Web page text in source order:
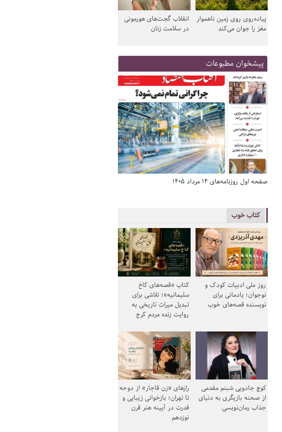
پیاده‌روی روی زمین ناهموار
مغز را جوان می‌کند
انقلاب گجت‌های هورمونی
در سلامت زنان
پیشخوان مطبوعات
صفحه اول روزنامه‌های 14 مرداد 1405
کتاب خوب
روز ملی ادبیات کودک و
نوجوان؛ یادمانی برای
نویسنده قصه‌های خوب
کتاب «قصه‌های کاخ
سلیمانیه»؛ تلاشی برای
تبدیل میراث تاریخی به
روایت زنده مردم کرج
کوچ جادویی شبنم مقدمی
از صحنه بازیگری به دنیای
جذاب رمان‌نویسی
رازهای «زن قاجار» از دوحه
تا تهران؛ بازخوانی زیبایی و
قدرت در آیینه هنر قرن
نوزدهم